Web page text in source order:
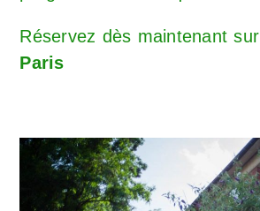
Réservez dès maintenant sur
Paris